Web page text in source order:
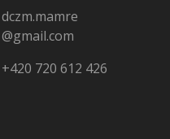
dczm.mamre
@gmail.com
+420 720 612 426